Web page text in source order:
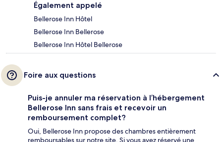
Également appelé
Bellerose Inn Hôtel
Bellerose Inn Bellerose
Bellerose Inn Hôtel Bellerose
Foire aux questions
Puis-je annuler ma réservation à l’hébergement
Bellerose Inn sans frais et recevoir un
remboursement complet?
Oui, Bellerose Inn propose des chambres entièrement
remboursables sur notre site. Si vous avez réservé une